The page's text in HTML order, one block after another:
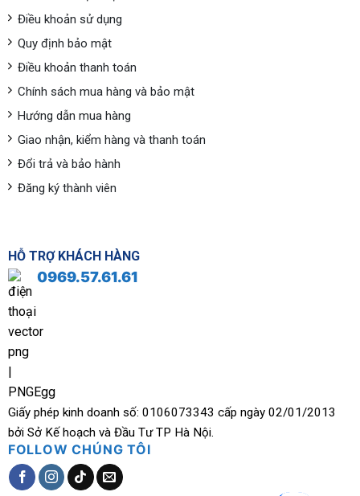
Điều khoản sử dụng
Quy định bảo mật
Điều khoản thanh toán
Chính sách mua hàng và bảo mật
Hướng dẫn mua hàng
Giao nhận, kiểm hàng và thanh toán
Đổi trả và bảo hành
Đăng ký thành viên
HỖ TRỢ KHÁCH HÀNG
0969.57.61.61
Giấy phép kinh doanh số: 0106073343 cấp ngày 02/01/2013
bởi Sở Kế hoạch và Đầu Tư TP Hà Nội.
FOLLOW CHÚNG TÔI